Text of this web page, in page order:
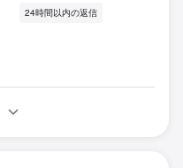
24時間以内の返信